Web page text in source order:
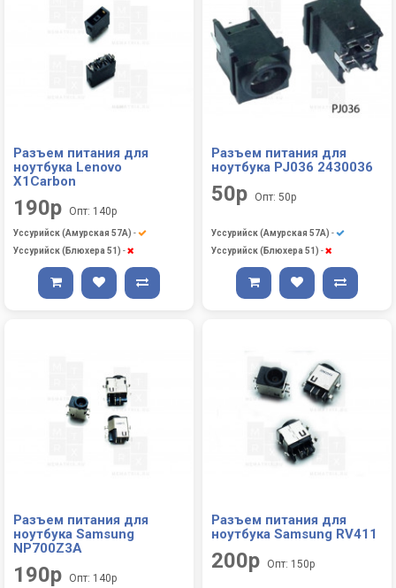
Разъем питания для
ноутбука Lenovo
X1Carbon
190р Опт: 140р
Уссурийск (Амурская 57А) -
Уссурийск (Блюхера 51) -
Разъем питания для
ноутбука PJ036 2430036
50р Опт: 50р
Уссурийск (Амурская 57А) -
Уссурийск (Блюхера 51) -
Разъем питания для
ноутбука Samsung
NP700Z3A
190р Опт: 140р
Разъем питания для
ноутбука Samsung RV411
200р Опт: 150р